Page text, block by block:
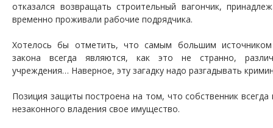
отказался возвращать строительный вагончик,
временно проживали рабочие подрядчика.
Хотелось бы отметить, что самым большим источником
закона всегда являются, как это не странно,
учреждения… Наверное, эту загадку надо разгадывать
Позиция защиты построена на том, что собственник
незаконного владения свое имущество.